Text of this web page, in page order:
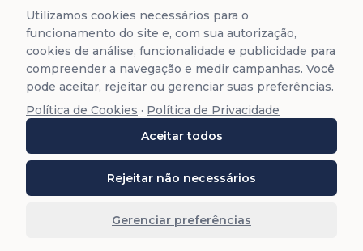
protegidos
12+ anos
de experiência
A Trastevere é uma empresa de assessoria documental
para cidadania europeia. Não prestamos serviços
jurídicos de advocacia (Lei 8.906/94).
Trastevere Cidadanias. Todos os direitos
reservados. O conteúdo deste site (textos, imagens,
Reprodução total ou parcial é proibida sem autorização
Utilizamos cookies necessários para o
funcionamento do site e, com sua autorização,
cookies de análise, funcionalidade e publicidade para
compreender a navegação e medir campanhas. Você
pode aceitar, rejeitar ou gerenciar suas preferências.
Política de Cookies · Política de Privacidade
Aceitar todos
Rejeitar não necessários
Gerenciar preferências